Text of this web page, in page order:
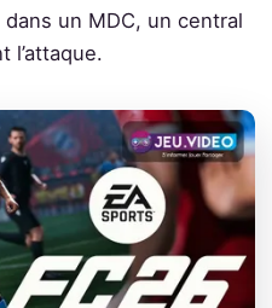
un MDC, un central
l’attaque.